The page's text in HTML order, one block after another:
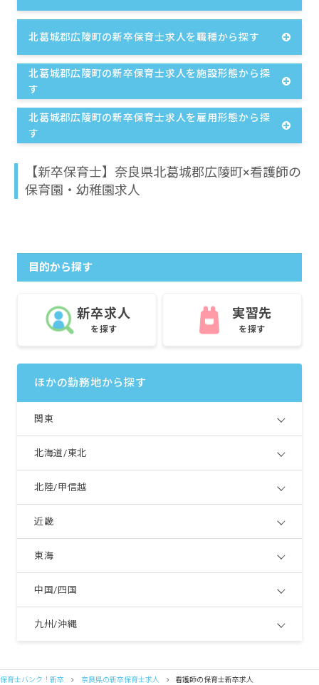
北葛城郡広陵町の新卒保育士求人を職種から探す
北葛城郡広陵町の新卒保育士求人を施設形態から探
す
北葛城郡広陵町の新卒保育士求人を雇用形態から探
す
【新卒保育士】奈良県北葛城郡広陵町×看護師の
保育園・幼稚園求人
目的から探す
新卒求人
を探す
実習先
を探す
ほかの勤務地から探す
関東
北海道/東北
北陸/甲信越
近畿
東海
中国/四国
九州/沖縄
保育士バンク！新卒 奈良県の新卒保育士求人 看護師の保育士新卒求人